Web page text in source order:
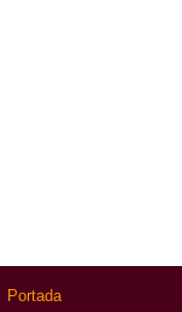
Portada